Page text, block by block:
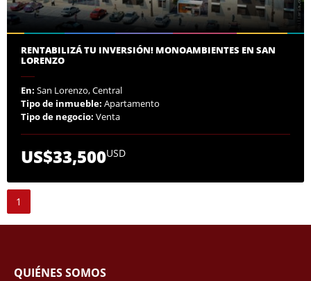
RENTABILIZÁ TU INVERSIÓN! MONOAMBIENTES EN SAN
LORENZO
En: San Lorenzo, Central
Tipo de inmueble: Apartamento
Tipo de negocio: Venta
US$33,500USD
1
QUIÉNES SOMOS